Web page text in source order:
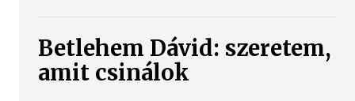
Betlehem Dávid: szeretem,
amit csinálok